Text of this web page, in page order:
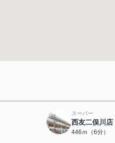
スーパー
西友二俣川店
446ｍ（6分）